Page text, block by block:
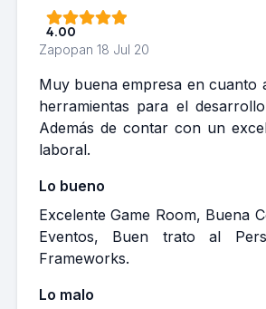
4.00
Zapopan 18 Jul 20
Muy buena empresa en cuanto
herramientas para el
Además de contar con un
laboral.
Lo bueno
Excelente Game Room, Buena
Eventos, Buen trato al
Frameworks.
Lo malo